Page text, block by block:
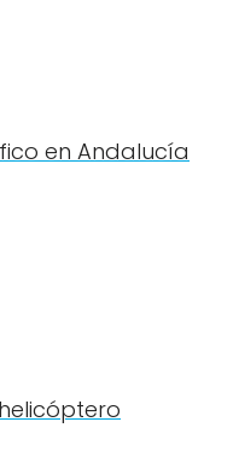
en Andalucía